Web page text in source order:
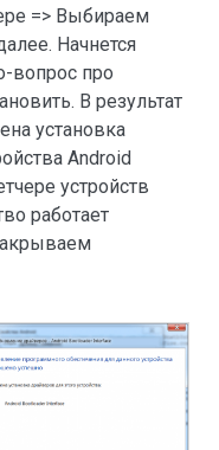
=> Выбираем
Начнется
вопрос про
В результат
установка
Android
устройств
работает